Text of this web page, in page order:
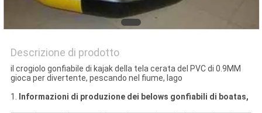
Descrizione di prodotto
il crogiolo gonfiabile di kajak della tela cerata del PVC di 0.9MM
gioca per divertente, pescando nel fiume, lago
1. Informazioni di produzione dei belows gonfiabili di boatas,